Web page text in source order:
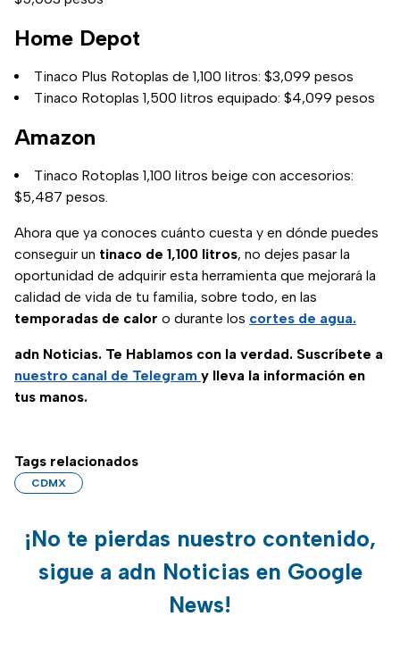
Home Depot
Tinaco Plus Rotoplas de 1,100 litros: $3,099 pesos
Tinaco Rotoplas 1,500 litros equipado: $4,099 pesos
Amazon
Tinaco Rotoplas 1,100 litros beige con accesorios:
$5,487 pesos.
Ahora que ya conoces cuánto cuesta y en dónde puedes
conseguir un tinaco de 1,100 litros, no dejes pasar la
oportunidad de adquirir esta herramienta que mejorará la
calidad de vida de tu familia, sobre todo, en las
temporadas de calor o durante los cortes de agua.
adn Noticias. Te Hablamos con la verdad. Suscríbete a
nuestro canal de Telegram y lleva la información en
tus manos.
Tags relacionados
CDMX
¡No te pierdas nuestro contenido,
sigue a adn Noticias en Google
News!